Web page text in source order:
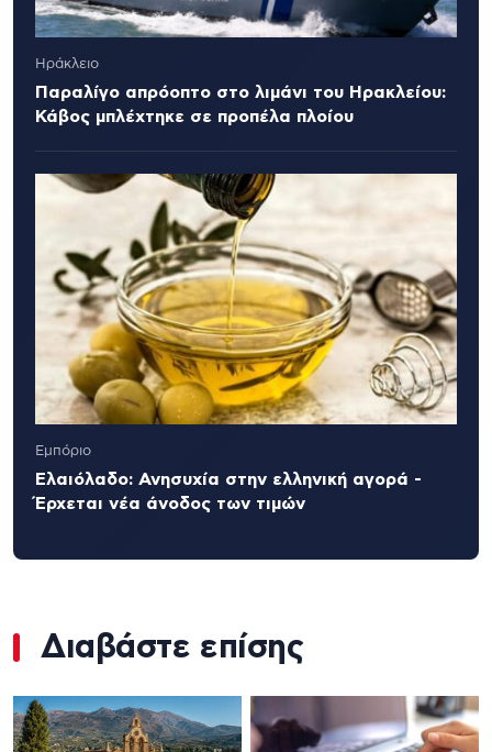
Ηράκλειο
Παραλίγο απρόοπτο στο λιμάνι του Ηρακλείου:
Κάβος μπλέχτηκε σε προπέλα πλοίου
Εμπόριο
Ελαιόλαδο: Ανησυχία στην ελληνική αγορά -
Έρχεται νέα άνοδος των τιμών
Διαβάστε επίσης